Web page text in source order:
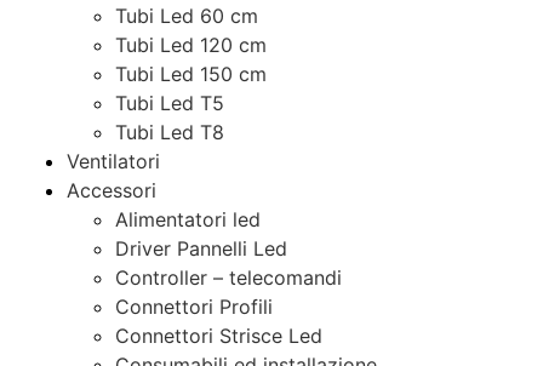
Tubi Led 60 cm
Tubi Led 120 cm
Tubi Led 150 cm
Tubi Led T5
Tubi Led T8
Ventilatori
Accessori
Alimentatori led
Driver Pannelli Led
Controller – telecomandi
Connettori Profili
Connettori Strisce Led